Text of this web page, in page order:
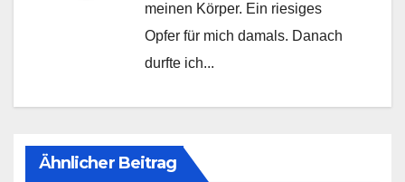
meinen Körper. Ein riesiges
Opfer für mich damals. Danach
durfte ich...
Ähnlicher Beitrag